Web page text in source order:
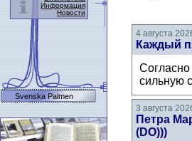
4 августа
Каждый
сильную
3 августа
Петра
(DO)))
Информация
Новости
Svenska Palmen